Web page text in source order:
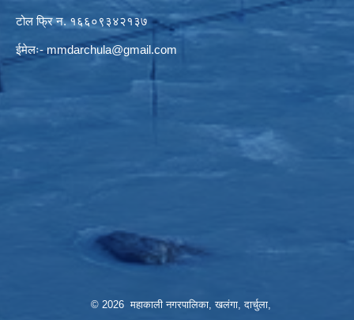
टोल फ्रि न. १६६०९३४२१३७
ईमेलः-mmdarchula@gmail.com
© 2026 महाकाली नगरपालिका, खलंगा, दार्चुला,